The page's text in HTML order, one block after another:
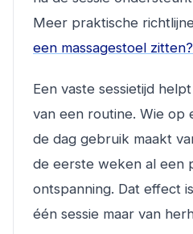
Meer praktische
een massagestoel
Een vaste sessietijd
van een routine. Wie op
de dag gebruik maakt
de eerste weken al een
ontspanning. Dat effect
één sessie maar van